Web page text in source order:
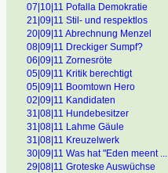
07|10|11 Pofalla Demokratie
21|09|11 Stil- und respektlos
20|09|11 Abrechnung Menzel
08|09|11 Dreckiger Sumpf?
06|09|11 Zornesröte
05|09|11 Kritik berechtigt
05|09|11 Boomtown Hero
02|09|11 Kandidaten
31|08|11 Hundebesitzer
31|08|11 Lahme Gäule
31|08|11 Kreuzelwerk
30|09|11 Was hat "Eden meent ...
29|08|11 Groteske Auswüchse